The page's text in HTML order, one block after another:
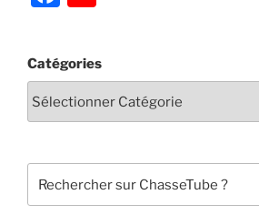
e
b
o
k
T
u
e
C
Catégories